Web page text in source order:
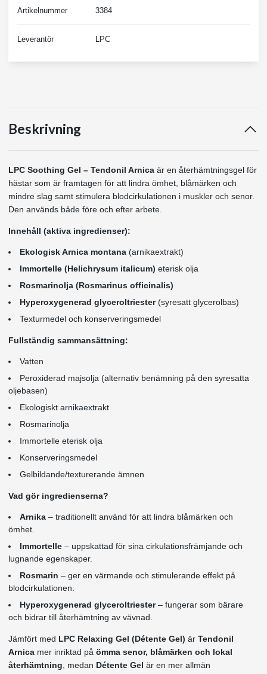
Artikelnummer 3384
Leverantör LPC
Beskrivning
LPC Soothing Gel – Tendonil Arnica är en återhämtningsgel för
hästar som är framtagen för att lindra ömhet, blåmärken och
mindre slag samt stimulera blodcirkulationen i muskler och senor.
Den används både före och efter arbete.
Innehåll (aktiva ingredienser):
Ekologisk Arnica montana (arnikaextrakt)
Immortelle (Helichrysum italicum) eterisk olja
Rosmarinolja (Rosmarinus officinalis)
Hyperoxygenerad glyceroltriester(syresatt glycerolbas)
Texturmedel och konserveringsmedel
Fullständig sammansättning:
Vatten
Peroxiderad majsolja (alternativ benämning på den syresatta
oljebasen)
Ekologiskt arnikaextrakt
Rosmarinolja
Immortelle eterisk olja
Konserveringsmedel
Gelbildande/texturerande ämnen
Vad gör ingredienserna?
Arnika – traditionellt använd för att lindra blåmärken och
ömhet.
Immortelle – uppskattad för sina cirkulationsfrämjande och
lugnande egenskaper.
Rosmarin – ger en värmande och stimulerande effekt på
blodcirkulationen.
Hyperoxygenerad glyceroltriester– fungerar som bärare
och bidrar till återhämtning av vävnad.
Jämfört med LPC Relaxing Gel (Détente Gel) är Tendonil
Arnica mer inriktad på ömma senor, blåmärken och lokal
återhämtning , medan Détente Gel är en mer allmän